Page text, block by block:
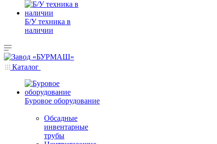
Б/У техника в
наличии
Каталог
Буровое оборудование
Обсадные
инвентарные
трубы